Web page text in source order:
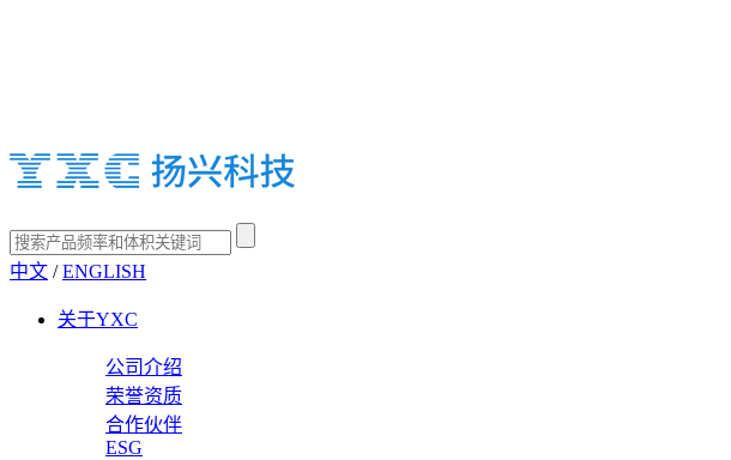
中文 /ENGLISH
关于YXC
公司介绍
荣誉资质
合作伙伴
ESG